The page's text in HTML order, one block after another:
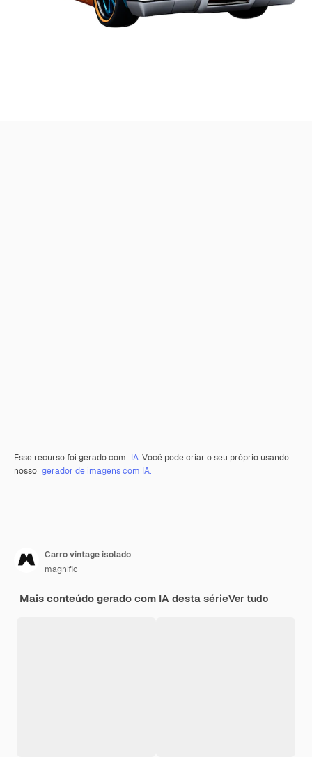
Esse recurso foi gerado com IA. Você pode criar o seu próprio usando
nosso gerador de imagens com IA.
Carro vintage isolado
magnific
Mais conteúdo gerado com IA desta sérieVer tudo